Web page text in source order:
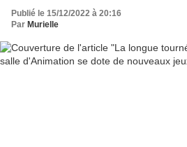
Publié le 15/12/2022 à 20:16
Par Murielle